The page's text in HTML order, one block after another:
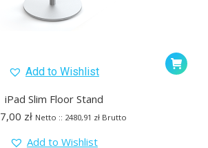
Add to Wishlist
iPad Slim Floor Stand
zł Netto :: 2480,91 złBrutto
Add to Wishlist